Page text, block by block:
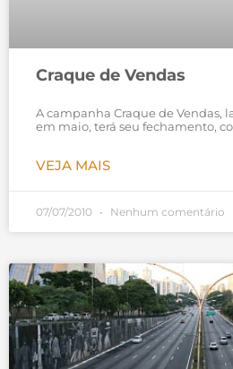
Craque de Vendas
A campanha Craque de Vendas,
em maio, terá seu fechamento,
VEJA MAIS
07/07/2010 Nenhum comentário